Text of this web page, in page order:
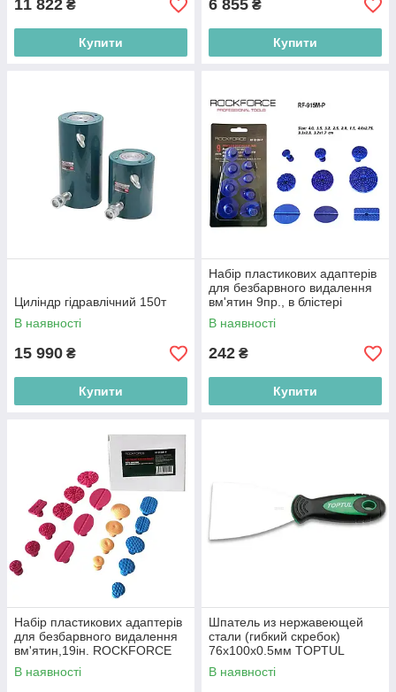
11 822 ₴
Купити
6 855 ₴
Купити
Циліндр гідравлічний 150т
В наявності
15 990 ₴
Купити
Набір пластикових адаптерів
для безбарвного видалення
вм'ятин 9пр., в блістері
ROCKFORCE RF-915M-P
В наявності
242 ₴
Купити
Набір пластикових адаптерів
для безбарвного видалення
вм'ятин,19ін. ROCKFORCE
RF-915M1-P
В наявності
Шпатель из нержавеющей
стали (гибкий скребок)
76x100x0.5мм TOPTUL
JDAB7605
В наявності